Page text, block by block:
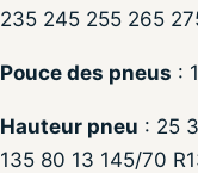
235 245 255 265
Pouce des pneus :
Hauteur pneu : 25
135 80 13 145/70